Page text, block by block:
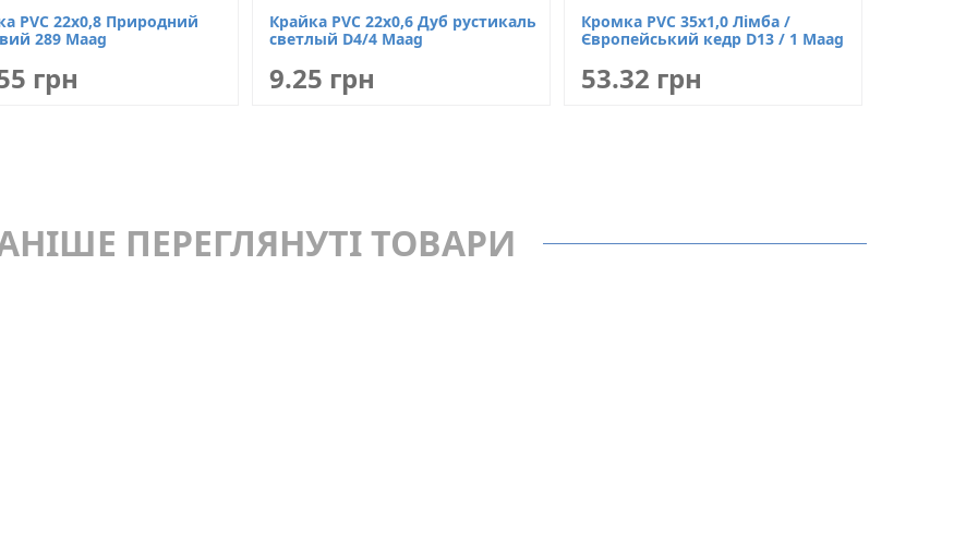
PVC 22х0,8 Природний
289 Maag
грн
Крайка PVC 22х0,6 Дуб рустикаль
светлый D4/4 Maag
9.25 грн
Кромка PVC 35x1,0 Лімба /
Європейський кедр D13 / 1 Maag
53.32 грн
ПЕРЕГЛЯНУТІ ТОВАРИ